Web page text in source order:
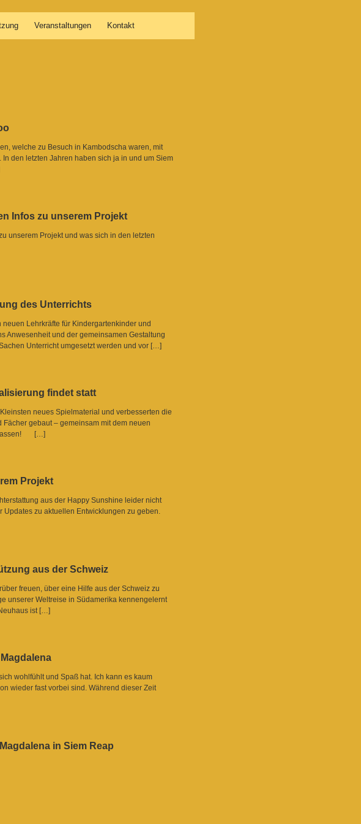
Veranstaltungen Kontakt
welche zu Besuch in Kambodscha waren, mit
den letzten Jahren haben sich ja in und um Siem
Infos zu unserem Projekt
unserem Projekt und was sich in den letzten
des Unterrichts
Lehrkräfte für Kindergartenkinder und
Anwesenheit und der gemeinsamen Gestaltung
Unterricht umgesetzt werden und vor […]
findet statt
neues Spielmaterial und verbesserten die
gebaut – gemeinsam mit dem neuen
lassen! […]
Projekt
aus der Happy Sunshine leider nicht
Updates zu aktuellen Entwicklungen zu geben.
aus der Schweiz
freuen, über eine Hilfe aus der Schweiz zu
unserer Weltreise in Südamerika kennengelernt
ist […]
wohlfühlt und Spaß hat. Ich kann es kaum
wieder fast vorbei sind. Während dieser Zeit
in Siem Reap